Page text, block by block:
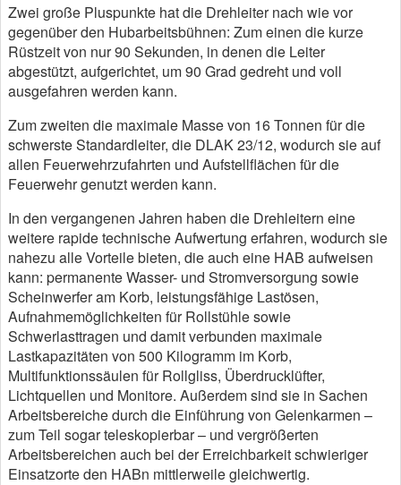
Zwei große Pluspunkte hat die Drehleiter nach wie vor
gegenüber den Hubarbeitsbühnen: Zum einen die kurze
Rüstzeit von nur 90 Sekunden, in denen die Leiter
abgestützt, aufgerichtet, um 90 Grad gedreht und voll
ausgefahren werden kann.
Zum zweiten die maximale Masse von 16 Tonnen für die
schwerste Standardleiter, die DLAK 23/12, wodurch sie auf
allen Feuerwehrzufahrten und Aufstellflächen für die
Feuerwehr genutzt werden kann.
In den vergangenen Jahren haben die Drehleitern eine
weitere rapide technische Aufwertung erfahren, wodurch sie
nahezu alle Vorteile bieten, die auch eine HAB aufweisen
kann: permanente Wasser- und Stromversorgung sowie
Scheinwerfer am Korb, leistungsfähige Lastösen,
Aufnahmemöglichkeiten für Rollstühle sowie
Schwerlasttragen und damit verbunden maximale
Lastkapazitäten von 500 Kilogramm im Korb,
Multifunktionssäulen für Rollgliss, Überdrucklüfter,
Lichtquellen und Monitore. Außerdem sind sie in Sachen
Arbeitsbereiche durch die Einführung von Gelenkarmen –
zum Teil sogar teleskopierbar – und vergrößerten
Arbeitsbereichen auch bei der Erreichbarkeit schwieriger
Einsatzorte den HABn mittlerweile gleichwertig.